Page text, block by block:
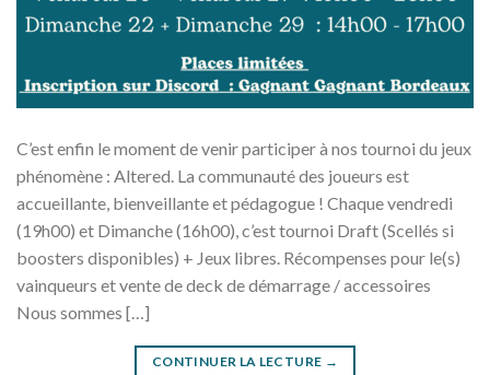
C’est enfin le moment de venir participer à nos tournoi du jeux
phénomène : Altered. La communauté des joueurs est
accueillante, bienveillante et pédagogue ! Chaque vendredi
(19h00) et Dimanche (16h00), c’est tournoi Draft (Scellés si
boosters disponibles) + Jeux libres. Récompenses pour le(s)
vainqueurs et vente de deck de démarrage / accessoires
Nous sommes […]
CONTINUER LA LECTURE →